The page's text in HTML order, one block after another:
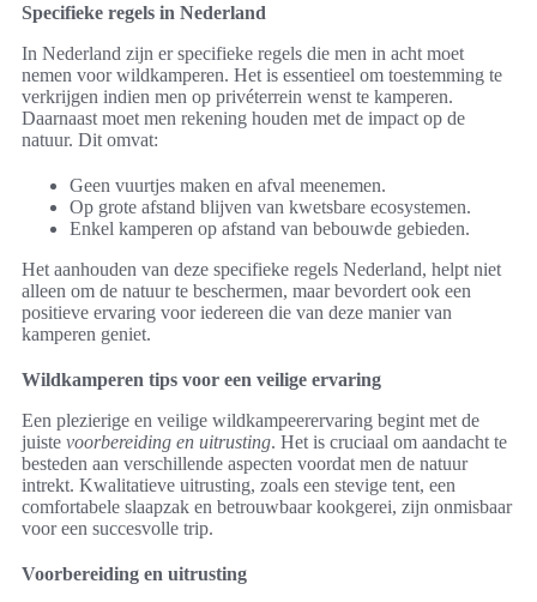
Specifieke regels in Nederland
In Nederland zijn er specifieke regels die men in acht moet
nemen voor wildkamperen. Het is essentieel om toestemming te
verkrijgen indien men op privéterrein wenst te kamperen.
Daarnaast moet men rekening houden met de impact op de
natuur. Dit omvat:
Geen vuurtjes maken en afval meenemen.
Op grote afstand blijven van kwetsbare ecosystemen.
Enkel kamperen op afstand van bebouwde gebieden.
Het aanhouden van deze specifieke regels Nederland, helpt niet
alleen om de natuur te beschermen, maar bevordert ook een
positieve ervaring voor iedereen die van deze manier van
kamperen geniet.
Wildkamperen tips voor een veilige ervaring
Een plezierige en veilige wildkampeerervaring begint met de
juiste voorbereiding en uitrusting. Het is cruciaal om aandacht te
besteden aan verschillende aspecten voordat men de natuur
intrekt. Kwalitatieve uitrusting, zoals een stevige tent, een
comfortabele slaapzak en betrouwbaar kookgerei, zijn onmisbaar
voor een succesvolle trip.
Voorbereiding en uitrusting